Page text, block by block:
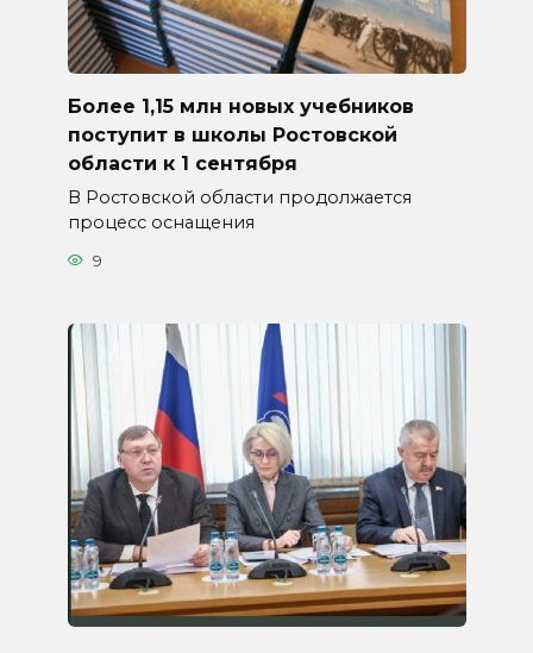
Более 1,15 млн новых учебников
поступит в школы Ростовской
области к 1 сентября
В Ростовской области продолжается
процесс оснащения
9